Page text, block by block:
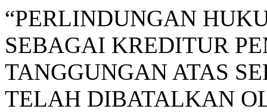
“PERLINDUNGAN
SEBAGAI KREDITUR
TANGGUNGAN ATAS
TELAH DIBATALKAN